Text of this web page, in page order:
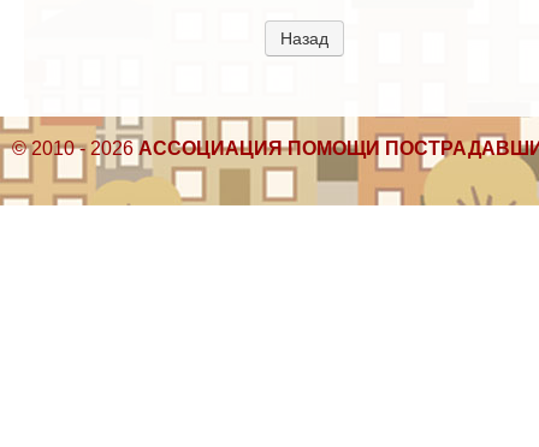
Назад
© 2010 - 2026 АССОЦИАЦИЯ ПОМОЩИ